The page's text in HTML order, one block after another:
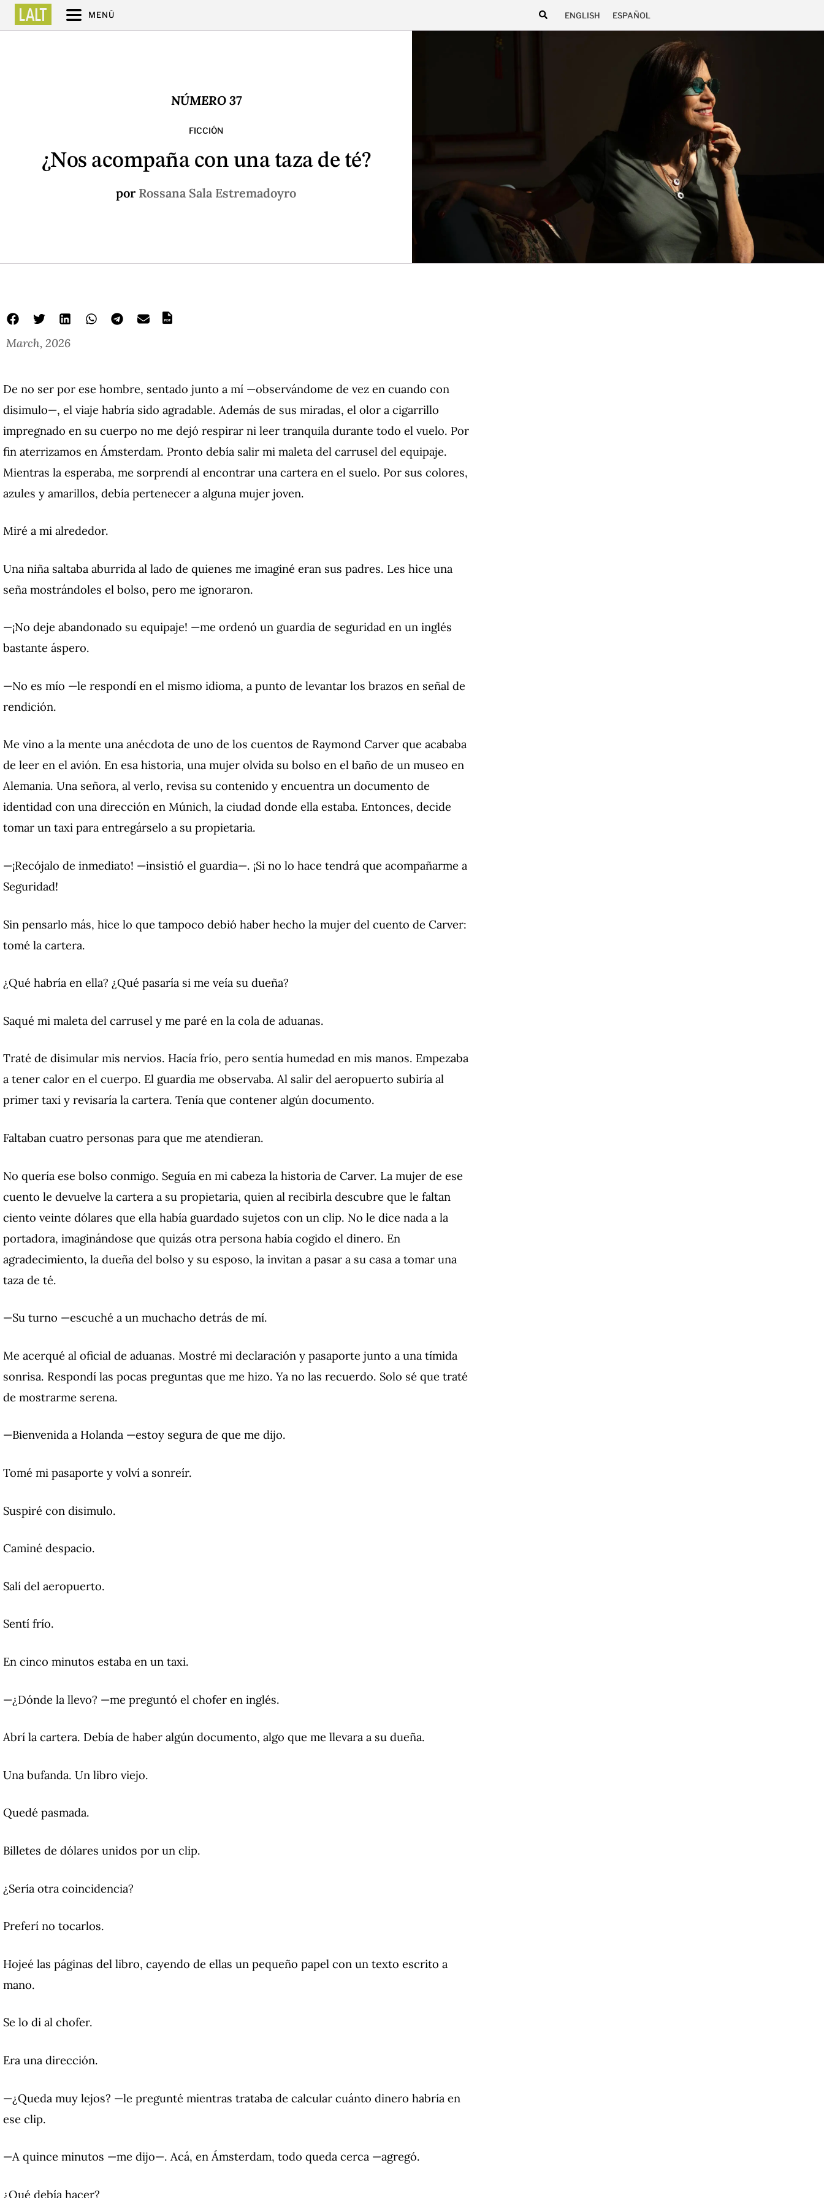
MENÚ ENGLISH ESPAÑOL
NÚMERO 37
FICCIÓN
¿Nos acompaña con una taza de té?
por Rossana Sala Estremadoyro
March, 2026
De no ser por ese hombre, sentado junto a mí —observándome de vez en cuando con
disimulo—, el viaje habría sido agradable. Además de sus miradas, el olor a cigarrillo
impregnado en su cuerpo no me dejó respirar ni leer tranquila durante todo el vuelo. Por
fin aterrizamos en Ámsterdam. Pronto debía salir mi maleta del carrusel del equipaje.
Mientras la esperaba, me sorprendí al encontrar una cartera en el suelo. Por sus colores,
azules y amarillos, debía pertenecer a alguna mujer joven.
Miré a mi alrededor.
Una niña saltaba aburrida al lado de quienes me imaginé eran sus padres. Les hice una
seña mostrándoles el bolso, pero me ignoraron.
—¡No deje abandonado su equipaje! —me ordenó un guardia de seguridad en un inglés
bastante áspero.
—No es mío —le respondí en el mismo idioma, a punto de levantar los brazos en señal de
rendición.
Me vino a la mente una anécdota de uno de los cuentos de Raymond Carver que acababa
de leer en el avión. En esa historia, una mujer olvida su bolso en el baño de un museo en
Alemania. Una señora, al verlo, revisa su contenido y encuentra un documento de
identidad con una dirección en Múnich, la ciudad donde ella estaba. Entonces, decide
tomar un taxi para entregárselo a su propietaria.
—¡Recójalo de inmediato! —insistió el guardia—. ¡Si no lo hace tendrá que acompañarme a
Seguridad!
Sin pensarlo más, hice lo que tampoco debió haber hecho la mujer del cuento de Carver:
tomé la cartera.
¿Qué habría en ella? ¿Qué pasaría si me veía su dueña?
Saqué mi maleta del carrusel y me paré en la cola de aduanas.
Traté de disimular mis nervios. Hacía frío, pero sentía humedad en mis manos. Empezaba
a tener calor en el cuerpo. El guardia me observaba. Al salir del aeropuerto subiría al
primer taxi y revisaría la cartera. Tenía que contener algún documento.
Faltaban cuatro personas para que me atendieran.
No quería ese bolso conmigo. Seguía en mi cabeza la historia de Carver. La mujer de ese
cuento le devuelve la cartera a su propietaria, quien al recibirla descubre que le faltan
ciento veinte dólares que ella había guardado sujetos con un clip. No le dice nada a la
portadora, imaginándose que quizás otra persona había cogido el dinero. En
agradecimiento, la dueña del bolso y su esposo, la invitan a pasar a su casa a tomar una
taza de té.
—Su turno —escuché a un muchacho detrás de mí.
Me acerqué al oficial de aduanas. Mostré mi declaración y pasaporte junto a una tímida
sonrisa. Respondí las pocas preguntas que me hizo. Ya no las recuerdo. Solo sé que traté
de mostrarme serena.
—Bienvenida a Holanda —estoy segura de que me dijo.
Tomé mi pasaporte y volví a sonreír.
Suspiré con disimulo.
Caminé despacio.
Salí del aeropuerto.
Sentí frío.
En cinco minutos estaba en un taxi.
—¿Dónde la llevo? —me preguntó el chofer en inglés.
Abrí la cartera. Debía de haber algún documento, algo que me llevara a su dueña.
Una bufanda. Un libro viejo.
Quedé pasmada.
Billetes de dólares unidos por un clip.
¿Sería otra coincidencia?
Preferí no tocarlos.
Hojeé las páginas del libro, cayendo de ellas un pequeño papel con un texto escrito a
mano.
Se lo di al chofer.
Era una dirección.
—¿Queda muy lejos? —le pregunté mientras trataba de calcular cuánto dinero habría en
ese clip.
—A quince minutos —me dijo—. Acá, en Ámsterdam, todo queda cerca —agregó.
¿Qué debía hacer?